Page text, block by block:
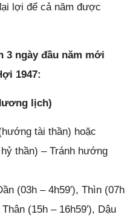
lợi để cả năm được
ngày đầu năm mới
1947:
lịch)
tài thần) hoặc
thần) – Tránh hướng
(03h – 4h59′), Thìn (07h
(15h – 16h59′), Dậu